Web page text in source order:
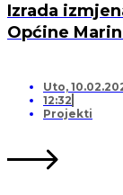
Izrada
Općine
Uto,
12:32
Projekti